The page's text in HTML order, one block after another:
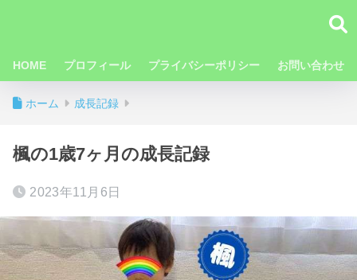
HOME プロフィール プライバシーポリシー お問い合わせ
ホーム 成長記録
楓の1歳7ヶ月の成長記録
2023年11月6日